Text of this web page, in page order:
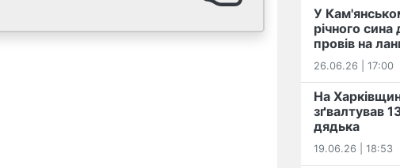
У
річного
провів на
26.06.26 | 17:00
На
️зґвалтував
дядька
19.06.26 | 18:53